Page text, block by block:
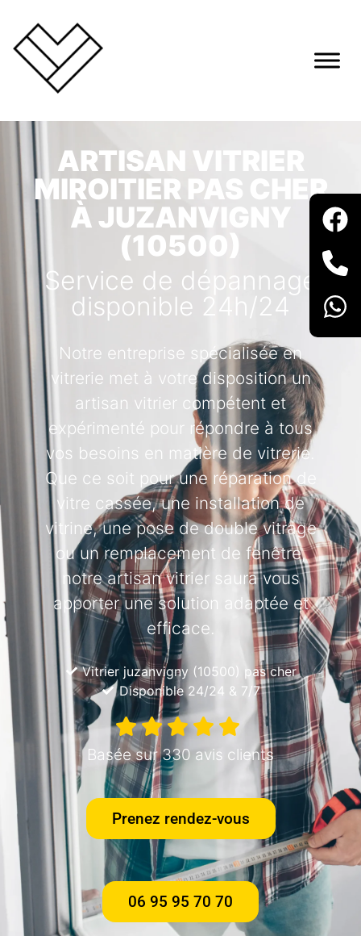
ARTISAN VITRIER
MIROITIER PAS CHER
À JUZANVIGNY
(10500)
Service de dépannage
disponible 24h/24
Notre entreprise spécialisée en
vitrerie met à votre disposition un
artisan vitrier compétent et
expérimenté pour répondre à tous
vos besoins en matière de vitrerie.
Que ce soit pour une réparation de
vitre cassée, une installation de
vitrine, une pose de double vitrage
ou un remplacement de fenêtre,
notre artisan vitrier saura vous
apporter une solution adaptée et
efficace.
Vitrier juzanvigny (10500) pas cher
Disponible 24/24 & 7/7
Basée sur 330 avis clients
Prenez rendez-vous
06 95 95 70 70